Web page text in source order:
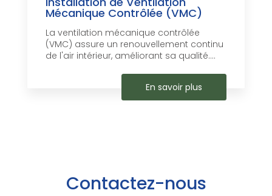
Mécanique Contrôlée (VMC)
La ventilation mécanique contrôlée
(VMC) assure un renouvellement continu
de l'air intérieur, améliorant sa qualité....
En savoir plus
Contactez-nous